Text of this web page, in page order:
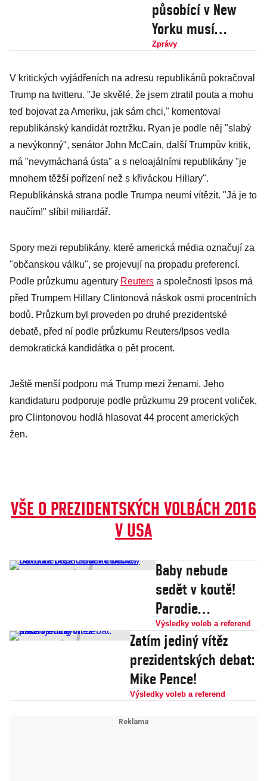
působící v New
Yorku musí
skončit. Má potíže
Zprávy
V kritických vyjádřeních na adresu republikánů pokračoval
Trump na twitteru. "Je skvělé, že jsem ztratil pouta a mohu
teď bojovat za Ameriku, jak sám chci," komentoval
republikánský kandidát roztržku. Ryan je podle něj "slabý
a nevýkonný", senátor John McCain, další Trumpův kritik,
má "nevymáchaná ústa" a s neloajálními republikány "je
mnohem těžší pořízení než s křiváckou Hillary".
Republikánská strana podle Trumpa neumí vítězit. "Já je to
naučím!" slíbil miliardář.
Spory mezi republikány, které americká média označují za
"občanskou válku", se projevují na propadu preferencí.
Podle průzkumu agentury Reuters a společnosti Ipsos má
před Trumpem Hillary Clintonová náskok osmi procentních
bodů. Průzkum byl proveden po druhé prezidentské
debatě, před ní podle průzkumu Reuters/Ipsos vedla
demokratická kandidátka o pět procent.
Ještě menší podporu má Trump mezi ženami. Jeho
kandidaturu podporuje podle průzkumu 29 procent voliček,
pro Clintonovou hodlá hlasovat 44 procent amerických
žen.
VŠE O PREZIDENTSKÝCH VOLBÁCH 2016
V USA
Baby nebude
sedět v koutě!
Parodie
prezidentské
debaty baví lidi
napříč interntem
Výsledky voleb a referend
Zatím jediný vítěz
prezidentských debat:
Mike Pence!
Výsledky voleb a referend